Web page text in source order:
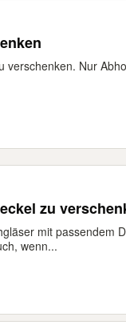
verschenken. Nur
zu
mit passendem
wenn...